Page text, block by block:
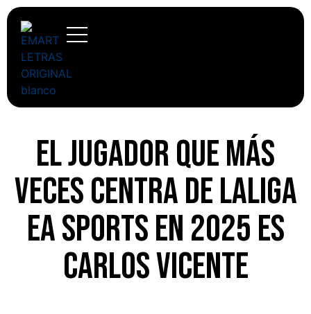
El jugador que más
veces centra de LaLiga
EA Sports en 2025 es
Carlos Vicente